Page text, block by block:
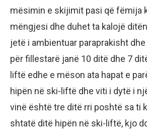
mësimin e skijimit pasi që fëmija
mëngjesi dhe duhet ta kalojë
jetë i ambientuar paraprakisht
për fillestarë janë 10 ditë dhe 7
liftë edhe e mëson ata hapat e
hipën në ski-liftë dhe viti i dytë i
vinë është tre ditë rri poshtë sa ti
shtatë ditë hipën në ski-liftë, kjo